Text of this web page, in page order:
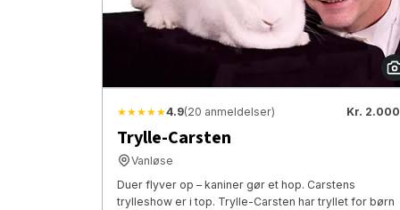
★★★★★4.9(20 anmeldelser) Kr. 2.000
Trylle-Carsten
Vanløse
Duer flyver op – kaniner gør et hop. Carstens
trylleshow er i top. Trylle-Carsten har tryllet for børn